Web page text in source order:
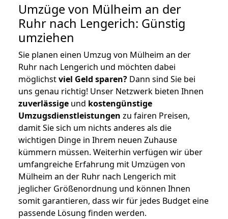
Umzüge von Mülheim an der
Ruhr nach Lengerich: Günstig
umziehen
Sie planen einen Umzug von Mülheim an der
Ruhr nach Lengerich und möchten dabei
möglichstviel Geld sparen? Dann sind Sie bei
uns genau richtig! Unser Netzwerk bieten Ihnen
zuverlässige und kostengünstige
Umzugsdienstleistungen zu fairen Preisen,
damit Sie sich um nichts anderes als die
wichtigen Dinge in Ihrem neuen Zuhause
kümmern müssen. Weiterhin verfügen wir über
umfangreiche Erfahrung mit Umzügen von
Mülheim an der Ruhr nach Lengerich mit
jeglicher Größenordnung und können Ihnen
somit garantieren, dass wir für jedes Budget eine
passende Lösung finden werden.